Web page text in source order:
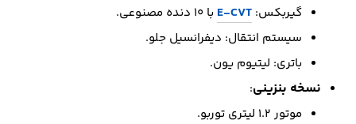
گیربکس: E-CVT با ۱۰ دنده مصنوعی.
سیستم انتقال: دیفرانسیل جلو.
باتری: لیتیوم یون.
نسخه بنزینی:
موتور ۱.۲ لیتری توربو.